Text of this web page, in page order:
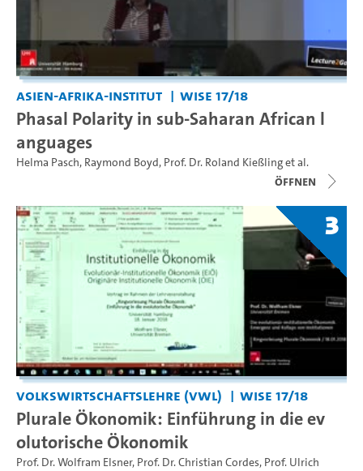
Asien-Afrika-Institut WiSe 17/18
Phasal Polarity in sub-Saharan African l
anguages
Helma Pasch, Raymond Boyd, Prof. Dr. Roland Kießlinget al.
Öffnen
3
Volkswirtschaftslehre (VWL) WiSe 17/18
Plurale Ökonomik: Einführung in die ev
olutorische Ökonomik
Prof. Dr. Wolfram Elsner, Prof. Dr. Christian Cordes, Prof. Ulrich